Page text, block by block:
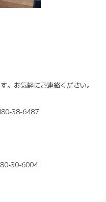
。お気軽にご連絡ください。
38-6487
30-6004